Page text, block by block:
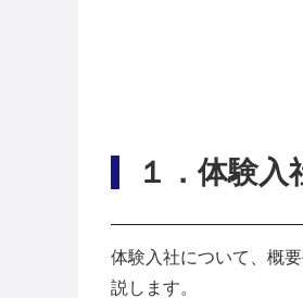
１ ．体験入
体験入社について、概
説します。